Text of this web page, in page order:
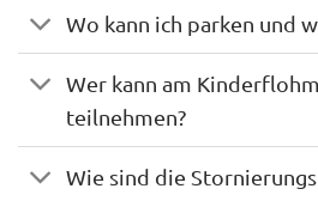
Wo kann ich parken und
Wer kann am
teilnehmen?
Wie sind die